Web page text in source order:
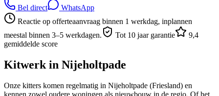
Bel direct
WhatsApp
Reactie op offerteaanvraag binnen 1 werkdag, inplannen
meestal binnen 3–5 werkdagen.
Tot 10 jaar garantie
9,4
gemiddelde score
Kitwerk in Nijeholtpade
Onze kitters komen regelmatig in Nijeholtpade (Friesland) en
kennen zowel oudere woningen als nieuwbouw in de regio. Of het